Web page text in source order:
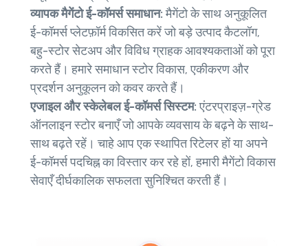
व्यापक मैगेंटो ई-कॉमर्स समाधान:मैगेंटो के साथ अनुकूलित
ई-कॉमर्स प्लेटफ़ॉर्म विकसित करें जो बड़े उत्पाद कैटलॉग,
बहु-स्टोर सेटअप और विविध ग्राहक आवश्यकताओं को पूरा
करते हैं। हमारे समाधान स्टोर विकास, एकीकरण और
प्रदर्शन अनुकूलन को कवर करते हैं।
एजाइल और स्केलेबल ई-कॉमर्स सिस्टम:एंटरप्राइज़-ग्रेड
ऑनलाइन स्टोर बनाएँ जो आपके व्यवसाय के बढ़ने के साथ-
साथ बढ़ते रहें। चाहे आप एक स्थापित रिटेलर हों या अपने
ई-कॉमर्स पदचिह्न का विस्तार कर रहे हों, हमारी मैगेंटो विकास
सेवाएँ दीर्घकालिक सफलता सुनिश्चित करती हैं।